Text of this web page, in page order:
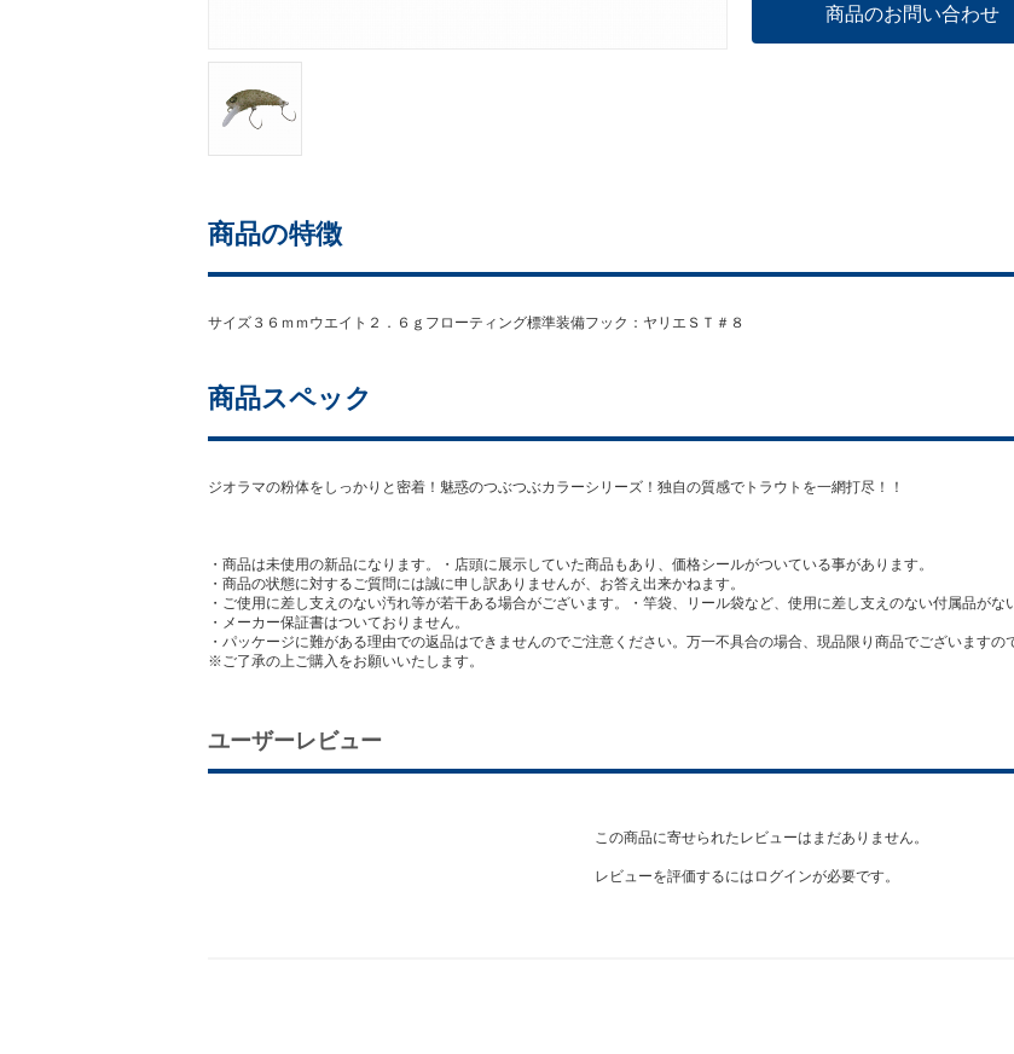
商品のお問い合わせ
商品の特徴
サイズ３６ｍｍウエイト２．６ｇフローティング標準装備フック：ヤリエＳＴ＃８
商品スペック
ジオラマの粉体をしっかりと密着！魅惑のつぶつぶカラーシリーズ！独自の質感でトラウトを一網打尽！！
・商品は未使用の新品になります。・店頭に展示していた商品もあり、価格シールがついている事があります。
・商品の状態に対するご質問には誠に申し訳ありませんが、お答え出来かねます。
・ご使用に差し支えのない汚れ等が若干ある場合がございます。・竿袋、リール袋など、使用に差し支えのない付属品がな
・メーカー保証書はついておりません。
・パッケージに難がある理由での返品はできませんのでご注意ください。万一不具合の場合、現品限り商品でございますの
※ご了承の上ご購入をお願いいたします。
ユーザーレビュー
この商品に寄せられたレビューはまだありません。
レビューを評価するには ログインが必要です。